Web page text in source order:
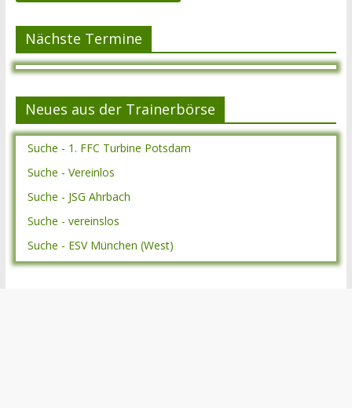
Nächste Termine
Neues aus der Trainerbörse
Suche - 1. FFC Turbine Potsdam
Suche - Vereinlos
Suche - JSG Ahrbach
Suche - vereinslos
Suche - ESV München (West)